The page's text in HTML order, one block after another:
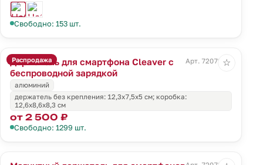
Свободно: 153 шт.
Распродажа
Держатель для смартфона Cleaver с
беспроводной зарядкой
Арт. 72072.10
алюминий
держатель без крепления: 12,3х7,5х5 см; коробка:
12,6х8,6х8,3 см
от 2 500 ₽
Свободно: 1299 шт.
☆